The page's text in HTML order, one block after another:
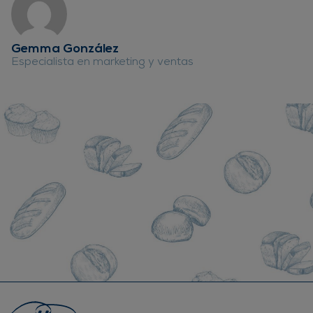
Gemma González
Especialista en marketing y ventas